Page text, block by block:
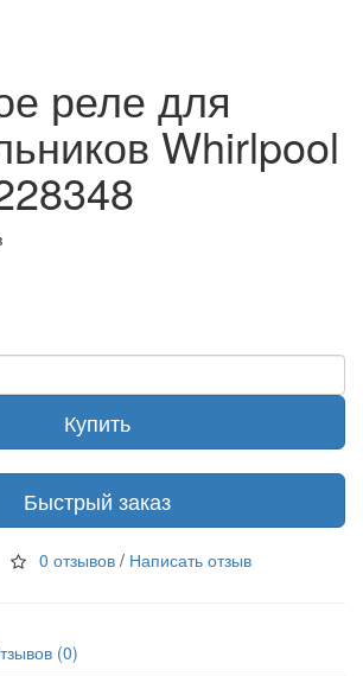
реле для
Whirlpool
Купить
Быстрый заказ
0 отзывов / Написать отзыв
(0)